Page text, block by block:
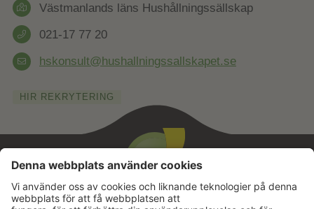
Västmanlands läns Hushållningssällskap
021-17 77 20
hskonsult@hushallningssallskapet.se
HIR REKRYTERING